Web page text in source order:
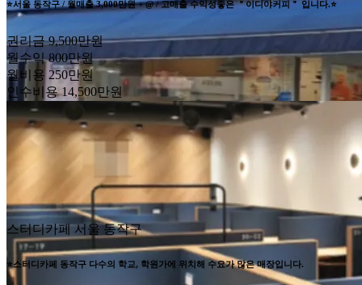
⭐서울 동작구 / 월매출 3,000만원 + @ / 고매출 수익성좋은 ＂이디야커피＂ 입니다.⭐
권리금 9,500만원
월수익 800만원
월비용 250만원
인수비용 14,500만원
스터디카페 서울 동작구
⭐스터디카페 동작구 다수의 학교, 학원가에 위치해 수요가 많은 매장입니다.